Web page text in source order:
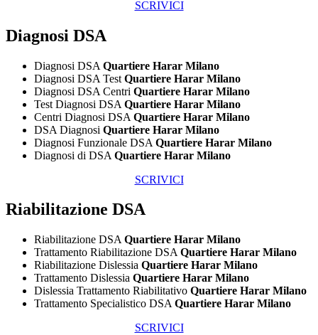
SCRIVICI
Diagnosi DSA
Diagnosi DSA Quartiere Harar Milano
Diagnosi DSA Test Quartiere Harar Milano
Diagnosi DSA Centri Quartiere Harar Milano
Test Diagnosi DSA Quartiere Harar Milano
Centri Diagnosi DSA Quartiere Harar Milano
DSA Diagnosi Quartiere Harar Milano
Diagnosi Funzionale DSA Quartiere Harar Milano
Diagnosi di DSA Quartiere Harar Milano
SCRIVICI
Riabilitazione DSA
Riabilitazione DSA Quartiere Harar Milano
Trattamento Riabilitazione DSA Quartiere Harar Milano
Riabilitazione Dislessia Quartiere Harar Milano
Trattamento Dislessia Quartiere Harar Milano
Dislessia Trattamento Riabilitativo Quartiere Harar Milano
Trattamento Specialistico DSA Quartiere Harar Milano
SCRIVICI